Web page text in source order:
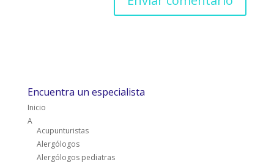
Encuentra un especialista
Inicio
A
Acupunturistas
Alergólogos
Alergólogos pediatras